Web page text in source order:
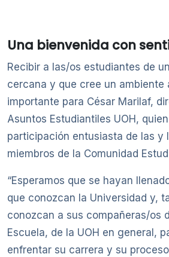
Una bienvenida con
Recibir a las/os estudiantes de
cercana y que cree un ambiente
importante para César Marilaf,
Asuntos Estudiantiles UOH,
participación entusiasta de las y
miembros de la Comunidad
“Esperamos que se hayan
que conozcan la Universidad y,
conozcan a sus compañeras/os
Escuela, de la UOH en general,
enfrentar su carrera y su